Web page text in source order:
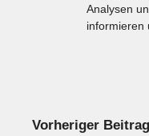
Analysen
informieren
Vorheriger Beitrag